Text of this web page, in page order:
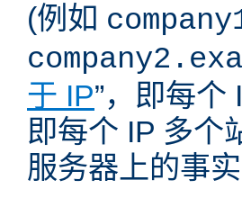
(例如
于 IP”，即每个
即每个 IP 多个
服务器上的事